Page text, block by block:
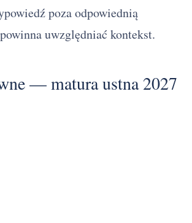
poza odpowiednią
uwzględniać kontekst.
— matura ustna 2027